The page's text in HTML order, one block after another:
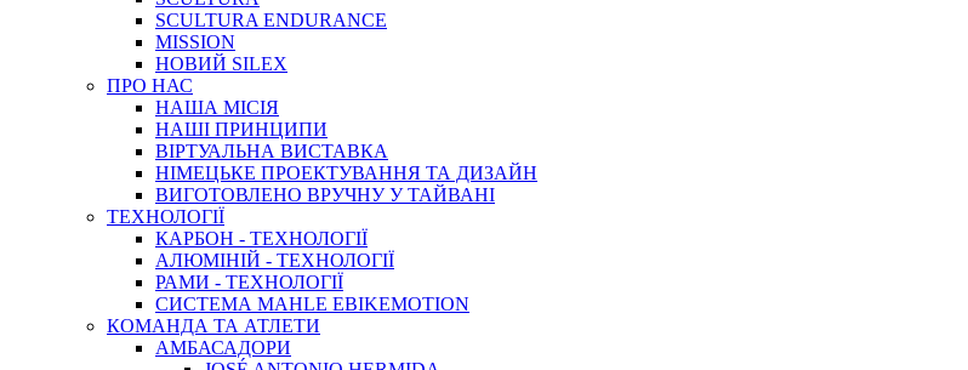
SCULTURA ENDURANCE
MISSION
НОВИЙ SILEX
ПРО НАС
НАША МICIЯ
НАШI ПРИНЦИПИ
ВIРТУАЛЬНА ВИСТАВКА
НІМЕЦЬКЕ ПРОЕКТУВАННЯ ТА ДИЗАЙН
ВИГОТОВЛЕНО ВРУЧНУ У ТАЙВАНІ
ТЕХНОЛОГІЇ
КАРБОН - ТЕХНОЛОГІЇ
АЛЮМІНІЙ - ТЕХНОЛОГІЇ
РАМИ - ТЕХНОЛОГІЇ
СИСТЕМА MAHLE EBIKEMOTION
КОМАНДА ТА АТЛЕТИ
АМБАСАДОРИ